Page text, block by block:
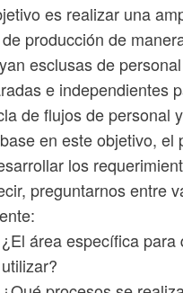
es realizar una
producción de
esclusas de
e independientes
de flujos de personal
en este objetivo, el
los
preguntarnos entre
¿El área específica para
utilizar?